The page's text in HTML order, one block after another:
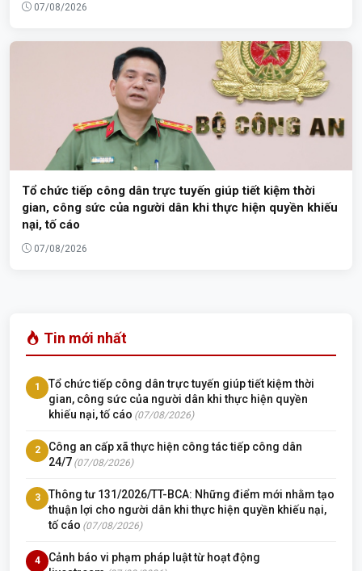
07/08/2026
Tổ chức tiếp công dân trực tuyến giúp tiết kiệm thời
gian, công sức của người dân khi thực hiện quyền khiếu
nại, tố cáo
07/08/2026
Tin mới nhất
1
Tổ chức tiếp công dân trực tuyến giúp tiết kiệm thời
gian, công sức của người dân khi thực hiện quyền
khiếu nại, tố cáo (07/08/2026)
2
Công an cấp xã thực hiện công tác tiếp công dân
24/7 (07/08/2026)
3
Thông tư 131/2026/TT-BCA: Những điểm mới nhằm tạo
thuận lợi cho người dân khi thực hiện quyền khiếu nại,
tố cáo (07/08/2026)
4
Cảnh báo vi phạm pháp luật từ hoạt động